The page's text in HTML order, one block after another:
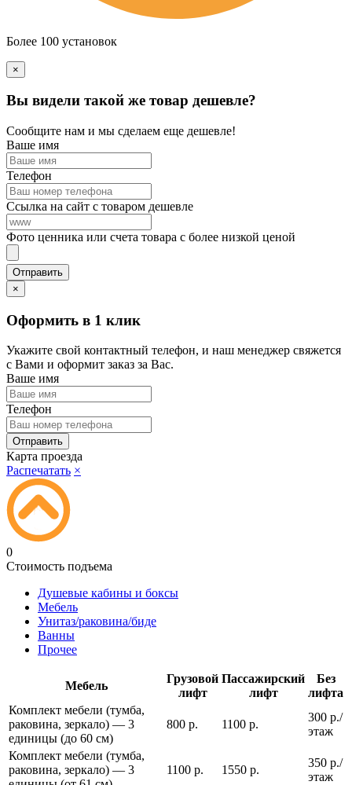
Более 100 установок
×
Вы видели такой же товар дешевле?
Сообщите нам и мы сделаем еще дешевле!
Ваше имя
Телефон
Ссылка на сайт с товаром дешевле
Фото ценника или счета товара с более низкой ценой
×
Оформить в 1 клик
Укажите свой контактный телефон, и наш менеджер свяжется
с Вами и оформит заказ за Вас.
Ваше имя
Телефон
Карта проезда
Распечатать ×
0
Стоимость подъема
Душевые кабины и боксы
Мебель
Унитаз/раковина/биде
Ванны
Прочее
Мебель
Грузовой
лифт
Пассажирский
лифт
Без
лифта
Комплект мебели (тумба,
раковина, зеркало) — 3
единицы (до 60 см)
800 р. 1100 р.
300 р./
этаж
Комплект мебели (тумба,
раковина, зеркало) — 3
1100 р. 1550 р.
350 р./
этаж